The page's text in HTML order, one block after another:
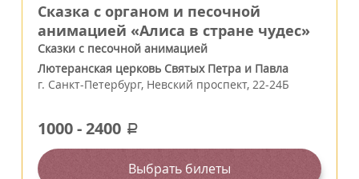
Сказка с органом и песочной
анимацией «Алиса в стране чудес»
Сказки с песочной анимацией
Лютеранская церковь Святых Петра и Павла
г. Санкт-Петербург, Невский проспект, 22-24Б
1000-2400 a
Выбрать билеты